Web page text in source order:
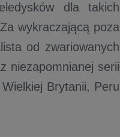
dla takich
wykraczającą poza
od zwariowanych
niezapomnianej serii
Brytanii, Peru